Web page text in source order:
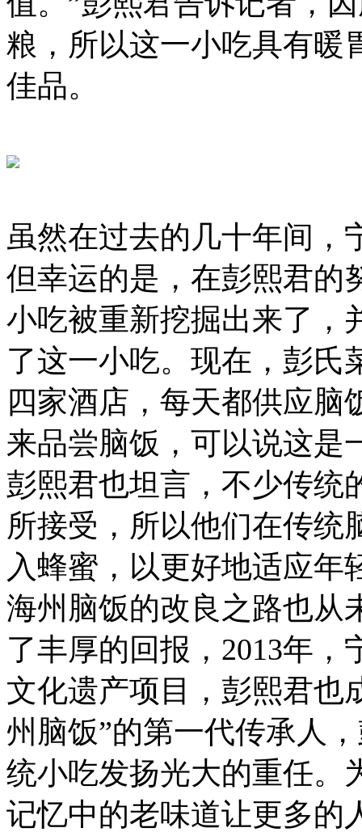
粮，所以这一小吃具有暖
佳品。
虽然在过去的几十年间，
但幸运的是，在彭熙君的
小吃被重新挖掘出来了，
了这一小吃。现在，彭氏
四家酒店，每天都供应脑
来品尝脑饭，可以说这是
彭熙君也坦言，不少传统
所接受，所以他们在传统
入蜂蜜，以更好地适应年
海州脑饭的改良之路也从
了丰厚的回报，2013年
文化遗产项目，彭熙君也
州脑饭”的第一代传承人
统小吃发扬光大的重任。
记忆中的老味道让更多的